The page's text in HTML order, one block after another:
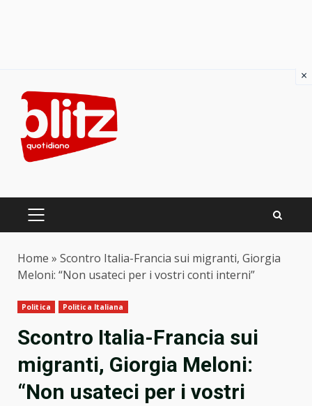
content
PRIMARY
Home » Scontro Italia-Francia sui migranti, Giorgia
Meloni: “Non usateci per i vostri conti interni”
Politica Politica Italiana
Scontro Italia-Francia sui
migranti, Giorgia Meloni:
“Non usateci per i vostri
×